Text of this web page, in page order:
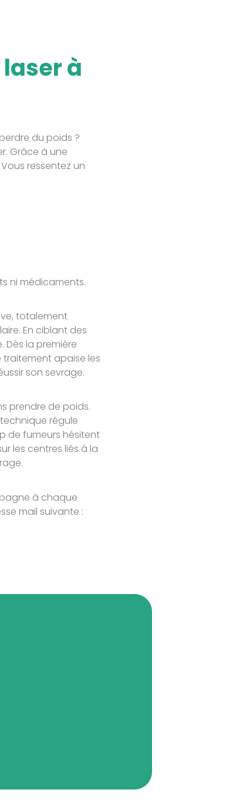
à
du poids ?
Grâce à une
ressentez un
ni médicaments.
totalement
En ciblant des
Dès la première
traitement apaise les
son sevrage.
prendre de poids.
régule
de fumeurs hésitent
les centres liés à la
à chaque
mail suivante :